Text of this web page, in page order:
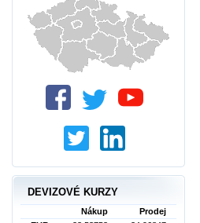
DEVIZOVÉ KURZY
Nákup
Prodej